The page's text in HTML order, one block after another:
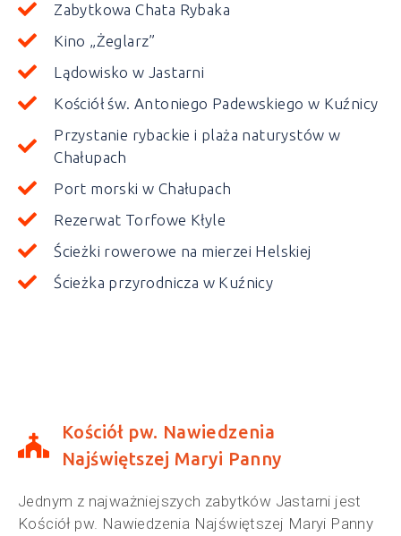
Zabytkowa Chata Rybaka
Kino „Żeglarz”
Lądowisko w Jastarni
Kościół św. Antoniego Padewskiego w Kuźnicy
Przystanie rybackie i plaża naturystów w
Chałupach
Port morski w Chałupach
Rezerwat Torfowe Kłyle
Ścieżki rowerowe na mierzei Helskiej
Ścieżka przyrodnicza w Kuźnicy
Kościół pw. Nawiedzenia
Najświętszej Maryi Panny
Jednym z najważniejszych zabytków Jastarni jest
Kościół pw. Nawiedzenia Najświętszej Maryi Panny